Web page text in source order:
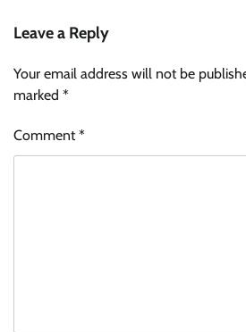
Leave a Reply
Your email address will not be
marked *
Comment*